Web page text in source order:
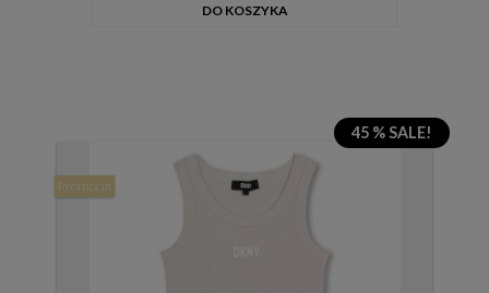
DO KOSZYKA
45 % SALE!
Promocja